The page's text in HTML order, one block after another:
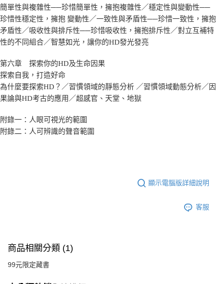
簡單性與複雜性──珍惜簡單性，擁抱複雜性／穩定性與變動性──
珍惜性穩定性，擁抱 變動性／一致性與矛盾性──珍惜一致性，擁抱
矛盾性／吸收性與排斥性──珍惜吸收性，擁抱排斥性／對立互補特
性的不同組合／智慧如光，讓你的HD發光發亮
第六章 探索你的HD及生命因果
探索自我，打造好命
為什麼要探索HD？／習慣領域的靜態分析 ／習慣領域動態分析／因
果論與HD考古的應用／超感官、天堂、地獄
附錄一：人眼可視光的範圍
附錄二：人可辨識的聲音範圍
顯示電腦版詳細說明
客服
商品相關分類 (1)
99元限定藏書